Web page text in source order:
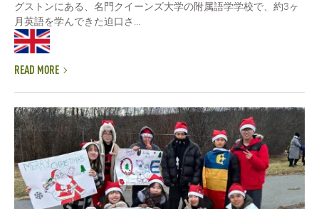
グストンにある、名門クイーンズ大学の附属語学学校で、約3ヶ
月英語を学んできた迫口さ...
READ MORE